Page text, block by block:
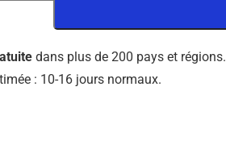
dans plus de 200 pays et régions.
: 10-16 jours normaux.